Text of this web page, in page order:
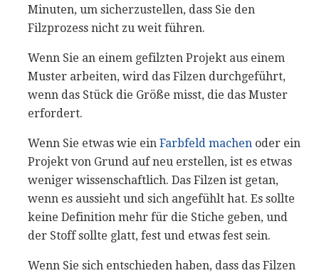
Minuten, um sicherzustellen, dass Sie den
Filzprozess nicht zu weit führen.
Wenn Sie an einem gefilzten Projekt aus einem
Muster arbeiten, wird das Filzen durchgeführt,
wenn das Stück die Größe misst, die das Muster
erfordert.
Wenn Sie etwas wie ein Farbfeld machen oder ein
Projekt von Grund auf neu erstellen, ist es etwas
weniger wissenschaftlich. Das Filzen ist getan,
wenn es aussieht und sich angefühlt hat. Es sollte
keine Definition mehr für die Stiche geben, und
der Stoff sollte glatt, fest und etwas fest sein.
Wenn Sie sich entschieden haben, dass das Filzen